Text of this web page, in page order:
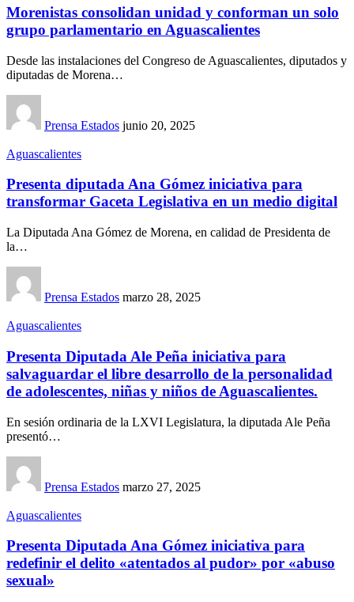
Morenistas consolidan unidad y conforman un solo
grupo parlamentario en Aguascalientes
Desde las instalaciones del Congreso de Aguascalientes, diputados y
diputadas de Morena…
Prensa Estados junio 20, 2025
Aguascalientes
Presenta diputada Ana Gómez iniciativa para
transformar Gaceta Legislativa en un medio digital
La Diputada Ana Gómez de Morena, en calidad de Presidenta de
la…
Prensa Estados marzo 28, 2025
Aguascalientes
Presenta Diputada Ale Peña iniciativa para
salvaguardar el libre desarrollo de la personalidad
de adolescentes, niñas y niños de Aguascalientes.
En sesión ordinaria de la LXVI Legislatura, la diputada Ale Peña
presentó…
Prensa Estados marzo 27, 2025
Aguascalientes
Presenta Diputada Ana Gómez iniciativa para
redefinir el delito «atentados al pudor» por «abuso
sexual»